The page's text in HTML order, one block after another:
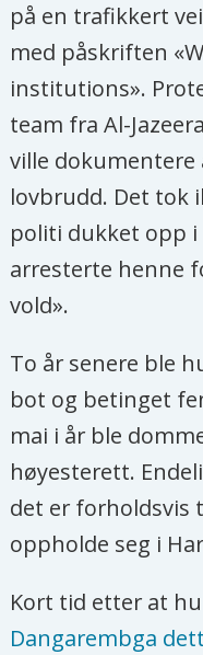
på en trafikkert
med påskriften
institutions».
team fra Al-
ville
lovbrudd. Det tok
politi dukket opp i
arresterte henne
vold».
To år senere ble
bot og betinget
mai i år ble
høyesterett.
det er forholdsvis
oppholde seg i
Kort tid etter at
Dangarembga